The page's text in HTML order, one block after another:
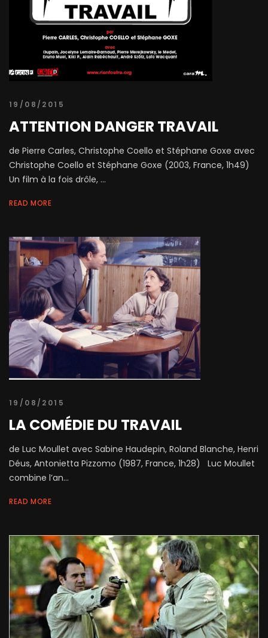
19/08/2015
ATTENTION DANGER TRAVAIL
de Pierre Carles, Christophe Coello et Stéphane Goxe avec
Christophe Coello et Stéphane Goxe (2003, France, 1h49)
Un film à la fois drôle, ...
READ MORE
19/08/2015
LA COMÉDIE DU TRAVAIL
de Luc Moullet avec Sabine Haudepin, Roland Blanche, Henri
Déus, Antonietta Pizzomo (1987, France, 1h28) Luc Moullet
combine l’an...
READ MORE